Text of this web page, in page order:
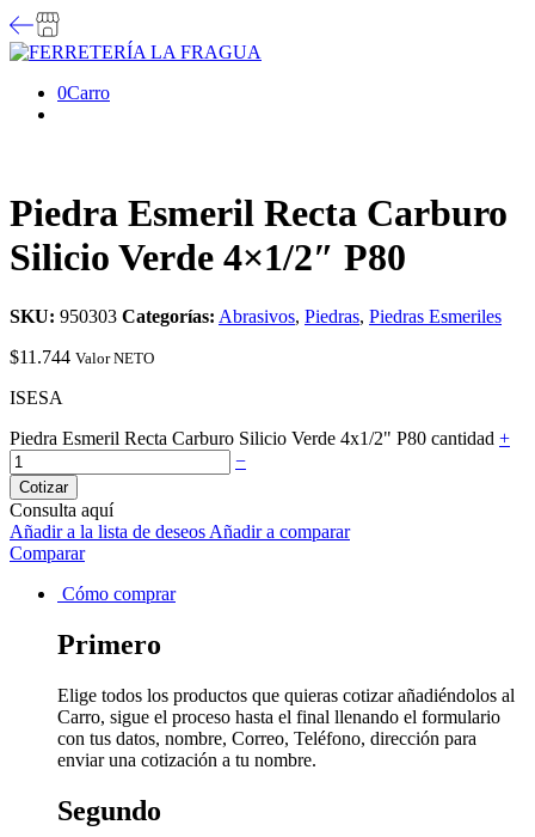
0Carro
Piedra Esmeril Recta Carburo
Silicio Verde 4×1/2″ P80
SKU: 950303 Categorías: Abrasivos, Piedras, Piedras Esmeriles
$11.744 Valor NETO
ISESA
Piedra Esmeril Recta Carburo Silicio Verde 4x1/2" P80 cantidad +
−
Cotizar
Consulta aquí
Añadir a la lista de deseos Añadir a comparar
Comparar
Cómo comprar
Primero
Elige todos los productos que quieras cotizar añadiéndolos al
Carro, sigue el proceso hasta el final llenando el formulario
con tus datos, nombre, Correo, Teléfono, dirección para
enviar una cotización a tu nombre.
Segundo